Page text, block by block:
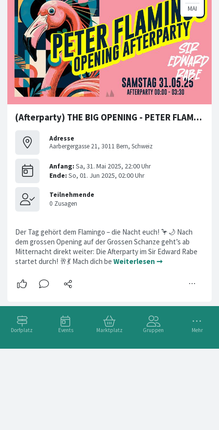
Dorfplatz Events Marktplatz Gruppen Mehr
(Afterparty) THE BIG OPENING - PETER FLAMINGO
Adresse
Aarbergergasse 21, 3011 Bern, Schweiz
Der Tag gehört dem Flamingo – die Nacht euch! 🦩🌙 Nach
dem grossen Opening auf der Grossen Schanze geht’s ab
Mitternacht direkt weiter: Die Afterparty im Sir Edward Rabe
startet durch! 🥂💃 Mach dich be Weiterlesen ➞